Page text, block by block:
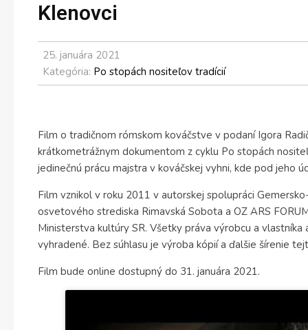
Klenovci
25. januára 2021
Kategória: Po stopách nositeľov tradícií
Film o tradičnom rómskom kováčstve v podaní Igora
krátkometrážnym dokumentom z cyklu Po stopách
jedinečnú prácu majstra v kováčskej vyhni, kde pod jeho
Film vznikol v roku 2011 v autorskej spolupráci
osvetového strediska Rimavská Sobota a OZ ARS
Ministerstva kultúry SR. Všetky práva výrobcu a vlastníka
vyhradené. Bez súhlasu je výroba kópií a ďalšie šírenie
Film bude online dostupný do 31. januára 2021.